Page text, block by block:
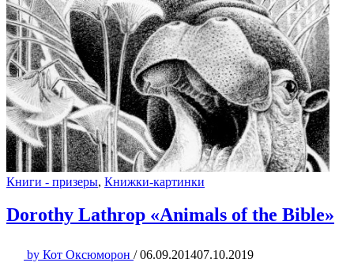
Книги - призеры, Книжки-картинки
Dorothy Lathrop «Animals of the Bible»
by Кот Оксюморон / 06.09.201407.10.2019